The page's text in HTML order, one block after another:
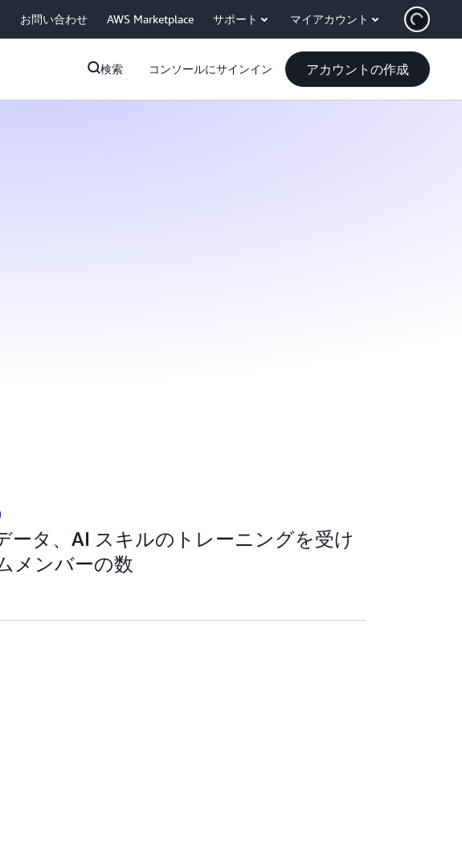
お問い合わせ AWS Marketplace サポート マイアカウント
検索 コンソールにサインイン アカウントの作成
ータ、AI スキルのトレーニングを受け
メンバーの数